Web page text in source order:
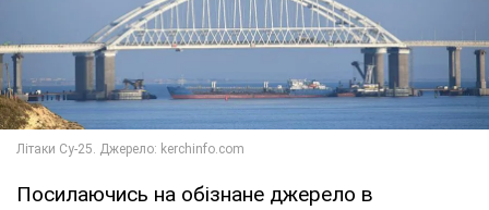
Посилаючись на обізнане джерело в